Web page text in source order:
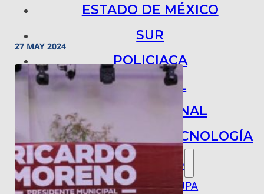
ESTADO DE MÉXICO
SUR
POLICIACA
NACIONAL
INTERNACIONAL
ARTE, CIENCIA Y TECNOLOGÍA
COLUMNAS
BAJO LA LUPA
27 MAY 2024